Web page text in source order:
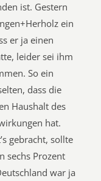
ist. Gestern
ein
er ja einen
leider sei ihm
So ein
dass die
Haushalt des
hat.
gebracht, sollte
sechs Prozent
war ja